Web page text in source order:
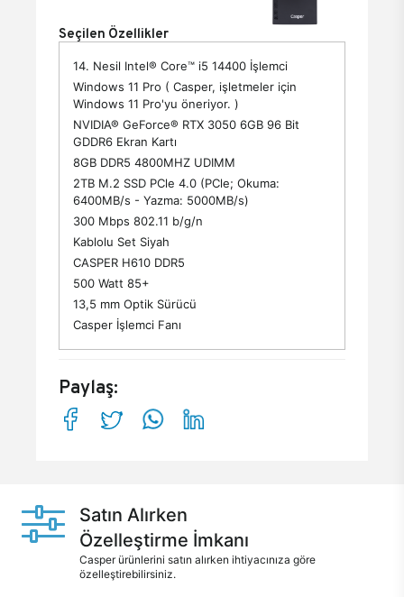
Seçilen Özellikler
14. Nesil Intel® Core™ i5 14400 İşlemci
Windows 11 Pro ( Casper, işletmeler için
Windows 11 Pro'yu öneriyor. )
NVIDIA® GeForce® RTX 3050 6GB 96 Bit
GDDR6 Ekran Kartı
8GB DDR5 4800MHZ UDIMM
2TB M.2 SSD PCle 4.0 (PCle; Okuma:
6400MB/s - Yazma: 5000MB/s)
300 Mbps 802.11 b/g/n
Kablolu Set Siyah
CASPER H610 DDR5
500 Watt 85+
13,5 mm Optik Sürücü
Casper İşlemci Fanı
Paylaş:
Satın Alırken
Özelleştirme İmkanı
Casper ürünlerini satın alırken ihtiyacınıza göre
özelleştirebilirsiniz.